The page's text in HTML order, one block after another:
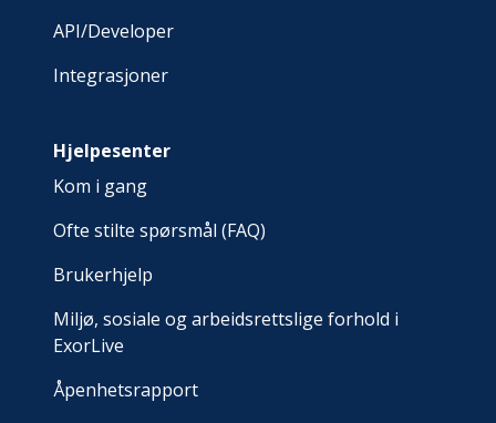
API/Developer
Integrasjoner
Hjelpesenter
Kom i gang
Ofte stilte spørsmål (FAQ)
Brukerhjelp
Miljø, sosiale og arbeidsrettslige forhold i
ExorLive
Åpenhetsrapport